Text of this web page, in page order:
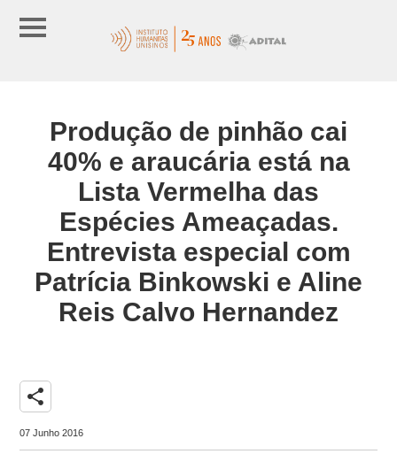
Produção de pinhão cai
40% e araucária está na
Lista Vermelha das
Espécies Ameaçadas.
Entrevista especial com
Patrícia Binkowski e Aline
Reis Calvo Hernandez
share
07 Junho 2016